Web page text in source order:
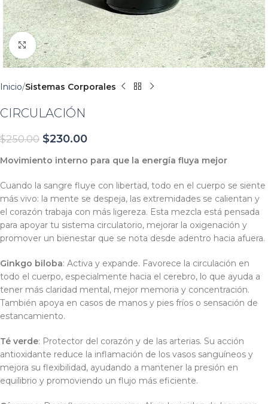
Click para agrandar
Inicio Sistemas Corporales
CIRCULACIÓN
$250.00 $230.00
Movimiento interno para que la energía fluya mejor
Cuando la sangre fluye con libertad, todo en el cuerpo se siente
más vivo: la mente se despeja, las extremidades se calientan y
el corazón trabaja con más ligereza. Esta mezcla está pensada
para apoyar tu sistema circulatorio, mejorar la oxigenación y
promover un bienestar que se nota desde adentro hacia afuera.
Ginkgo biloba: Activa y expande. Favorece la circulación en
todo el cuerpo, especialmente hacia el cerebro, lo que ayuda a
tener más claridad mental, mejor memoria y concentración.
También apoya en casos de manos y pies fríos o sensación de
estancamiento.
Té verde: Protector del corazón y de las arterias. Su acción
antioxidante reduce la inflamación de los vasos sanguíneos y
mejora su flexibilidad, ayudando a mantener la presión en
equilibrio y promoviendo un flujo más eficiente.